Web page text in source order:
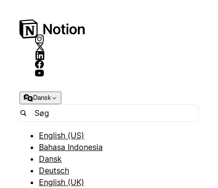
Dansk
English (US)
Bahasa Indonesia
Dansk
Deutsch
English (UK)